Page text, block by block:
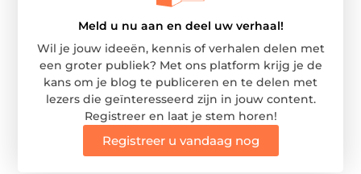
Meld u nu aan en deel uw verhaal!
Wil je jouw ideeën, kennis of verhalen delen met
een groter publiek? Met ons platform krijg je de
kans om je blog te publiceren en te delen met
lezers die geïnteresseerd zijn in jouw content.
Registreer en laat je stem horen!
Registreer u vandaag nog